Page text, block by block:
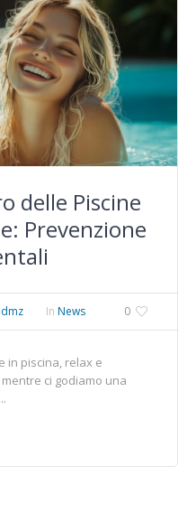
delle Piscine
Prevenzione
0
In News
in piscina, relax e
ci godiamo una